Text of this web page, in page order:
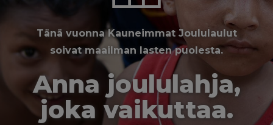
Tänä vuonna Kauneimmat Joululaulut
soivat maailman lasten puolesta.
Anna joululahja,
joka vaikuttaa.